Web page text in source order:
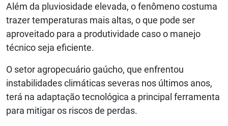
Além da pluviosidade elevada, o fenômeno costuma
trazer temperaturas mais altas, o que pode ser
aproveitado para a produtividade caso o manejo
técnico seja eficiente.
O setor agropecuário gaúcho, que enfrentou
instabilidades climáticas severas nos últimos anos,
terá na adaptação tecnológica a principal ferramenta
para mitigar os riscos de perdas.